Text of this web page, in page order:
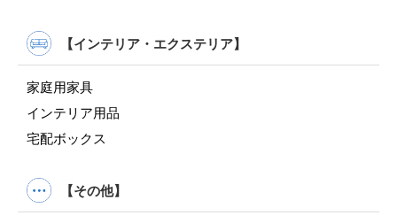
【インテリア・エクステリア】
家庭用家具
インテリア用品
宅配ボックス
【その他】